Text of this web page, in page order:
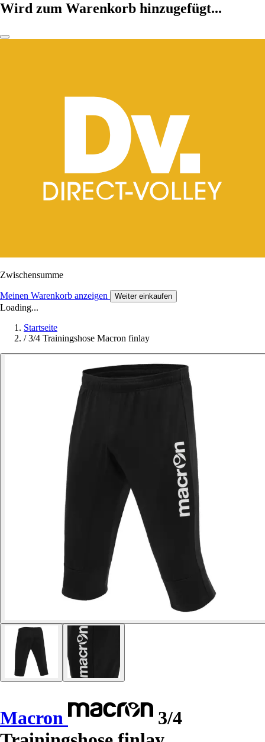
Wird zum Warenkorb hinzugefügt...
Zwischensumme
Meinen Warenkorb anzeigen Weiter einkaufen
Loading...
Startseite
/ 3/4 Trainingshose Macron finlay
Macron
3/4